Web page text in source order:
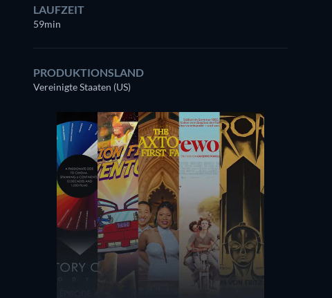
LAUFZEIT
59min
PRODUKTIONSLAND
Vereinigte Staaten (US)